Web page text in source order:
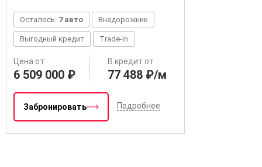
Осталось: 7 авто Внедорожник
Выгодный кредит Trade-in
Цена от
6 509 000 ₽
В кредит от
77 488 ₽/м
Забронировать Подробнее